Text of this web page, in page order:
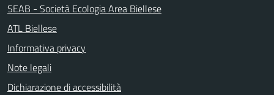
SEAB - Società Ecologia Area Biellese
ATL Biellese
Informativa privacy
Note legali
Dichiarazione di accessibilità